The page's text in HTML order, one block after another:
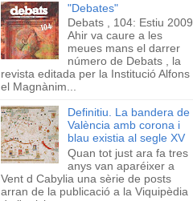
"Debates"
Debats , 104: Estiu 2009
Ahir va caure a les
meues mans el darrer
número de Debats , la
revista editada per la Institució Alfons
el Magnànim...
Definitiu. La bandera de
València amb corona i
blau existia al segle XV
Quan tot just ara fa tres
anys van aparéixer a
Vent d Cabylia una sèrie de posts
arran de la publicació a la Viquipèdia